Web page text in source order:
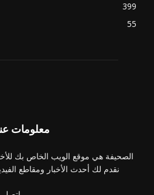
399
55
معلومات
الصحيفة هي موقع الويب الخاص بك
نقدم لك أحدث الأخبار ومقاطع